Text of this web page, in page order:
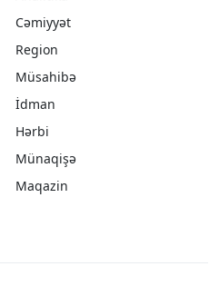
Cəmiyyət
Region
Müsahibə
İdman
Hərbi
Münaqişə
Maqazin